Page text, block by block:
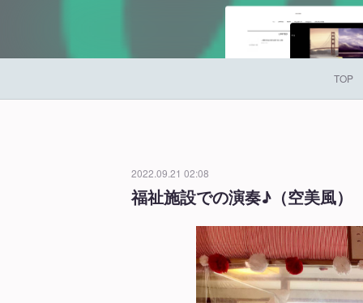
TOP
2022.09.21 02:08
福祉施設での演奏♪（空美風）